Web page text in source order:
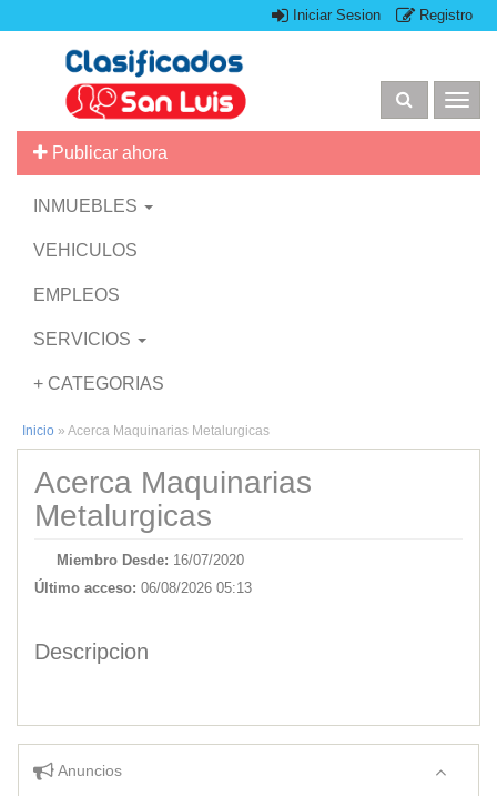
Iniciar Sesion Registro
Publicar ahora
INMUEBLES
VEHICULOS
EMPLEOS
SERVICIOS
+ CATEGORIAS
Inicio » Acerca Maquinarias Metalurgicas
Acerca Maquinarias
Metalurgicas
Miembro Desde: 16/07/2020
Último acceso: 06/08/2026 05:13
Descripcion
Anuncios